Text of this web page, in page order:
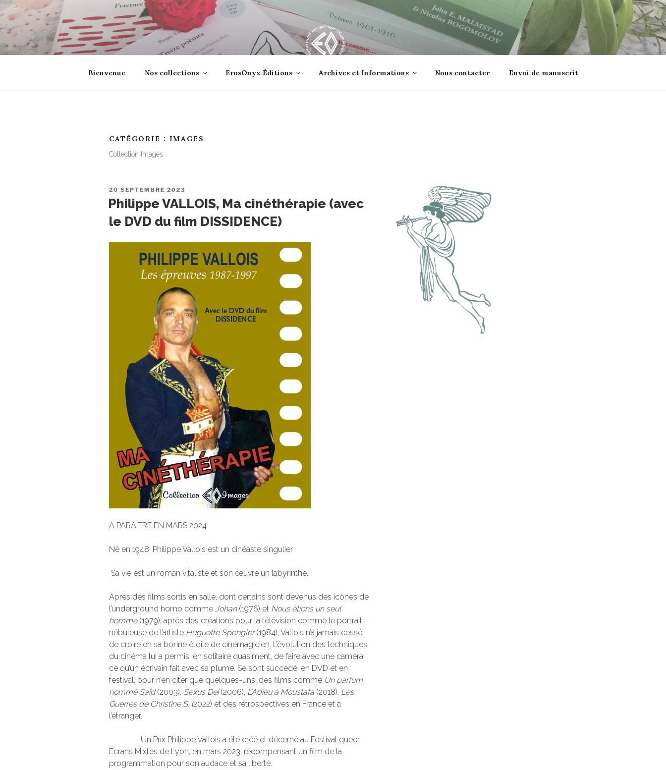
Aller
au
contenu
principal
EROSONYX
Tout livre n’est-il pas une bouteille jetée à la mer ?
Bienvenue Nos collections ErosOnyx Éditions Archives et Informations Nous contacter Envoi de manuscrit
CATÉGORIE : IMAGES
Collection Images
PUBLIÉ
20 SEPTEMBRE 2023
Philippe VALLOIS, Ma cinéthérapie (avec
le DVD du film DISSIDENCE)
A PARAÎTRE EN MARS 2024
Né en 1948, Philippe Vallois est un cinéaste singulier.
Sa vie est un roman vitaliste et son œuvre un labyrinthe.
Après des films sortis en salle, dont certains sont devenus des icônes de
l’underground homo comme Johan(1976) et Nous étions un seul
homme(1979), après des créations pour la télévision comme le portrait-
nébuleuse de l’artiste Huguette Spengler(1984), Vallois n’a jamais cessé
de croire en sa bonne étoile de cinémagicien. L’évolution des techniques
du cinéma lui a permis, en solitaire quasiment, de faire avec une caméra
ce qu’un écrivain fait avec sa plume. Se sont succédé, en DVD et en
festival, pour n’en citer que quelques-uns, des films comme Un parfum
nommé Saïd(2003), Sexus Dei(2006), L’Adieu à Moustafa (2018), Les
Guerres de Christine S. (2022) et des rétrospectives en France et à
l’étranger.
Un Prix Philippe Vallois a été créé et décerné au Festival queer
Écrans Mixtes de Lyon, en mars 2023, récompensant un film de la
programmation pour son audace et sa liberté.